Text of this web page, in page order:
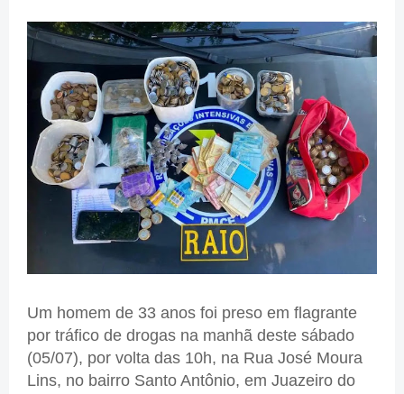
Um homem de 33 anos foi preso em flagrante
por tráfico de drogas na manhã deste sábado
(05/07), por volta das 10h, na Rua José Moura
Lins, no bairro Santo Antônio, em Juazeiro do